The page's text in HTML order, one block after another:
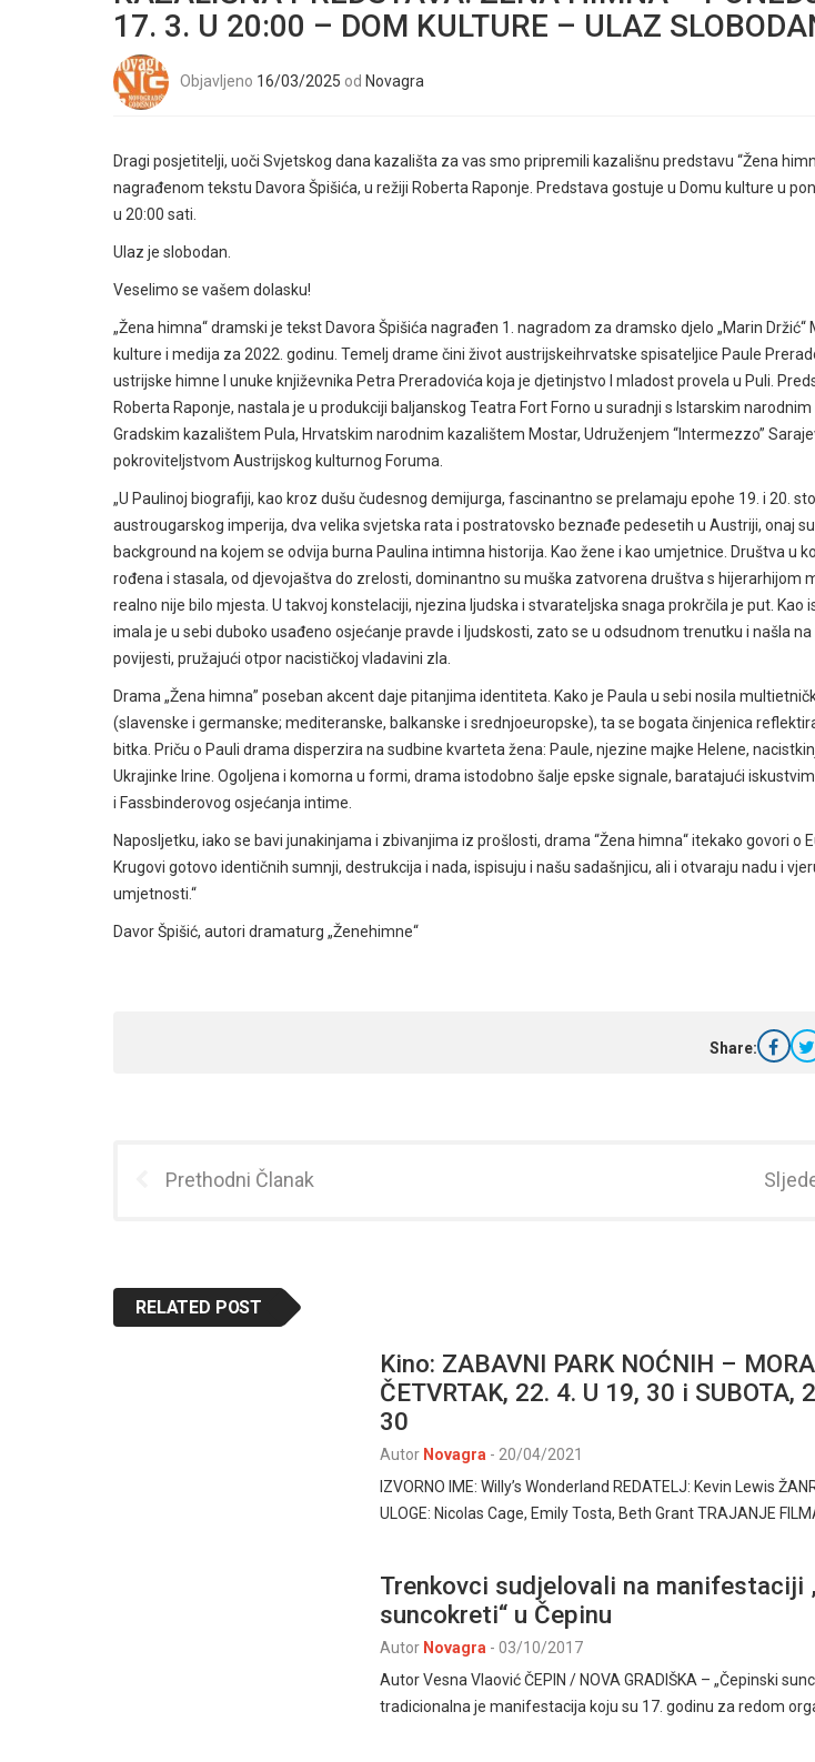
17. 3. U 20:00 – DOM KULTURE – ULAZ
Objavljeno 16/03/2025 od Novagra
Dragi posjetitelji, uoči Svjetskog dana kazališta za vas smo pripremili kazališnu predstavu “Žena
nagrađenom tekstu Davora Špišića, u režiji Roberta Raponje. Predstava gostuje u Domu kulture u
u 20:00 sati.
Ulaz je slobodan.
Veselimo se vašem dolasku!
„Žena himna“ dramski je tekst Davora Špišića nagrađen 1. nagradom za dramsko djelo „Marin Držić“
kulture i medija za 2022. godinu. Temelj drame čini život austrijskeihrvatske spisateljice Paule
ustrijske himne I unuke književnika Petra Preradovića koja je djetinjstvo I mladost provela u Puli.
Roberta Raponje, nastala je u produkciji baljanskog Teatra Fort Forno u suradnji s Istarskim
Gradskim kazalištem Pula, Hrvatskim narodnim kazalištem Mostar, Udruženjem “Intermezzo”
pokroviteljstvom Austrijskog kulturnog Foruma.
„U Paulinoj biografiji, kao kroz dušu čudesnog demijurga, fascinantno se prelamaju epohe 19. i 20.
austrougarskog imperija, dva velika svjetska rata i postratovsko beznađe pedesetih u Austriji, onaj
background na kojem se odvija burna Paulina intimna historija. Kao žene i kao umjetnice. Društva u
rođena i stasala, od djevojaštva do zrelosti, dominantno su muška zatvorena društva s hijerarhijom
realno nije bilo mjesta. U takvoj konstelaciji, njezina ljudska i stvarateljska snaga prokrčila je put. Kao
imala je u sebi duboko usađeno osjećanje pravde i ljudskosti, zato se u odsudnom trenutku i našla
povijesti, pružajući otpor nacističkoj vladavini zla.
Drama „Žena himna” poseban akcent daje pitanjima identiteta. Kako je Paula u sebi nosila
(slavenske i germanske; mediteranske, balkanske i srednjoeuropske), ta se bogata činjenica
bitka. Priču o Pauli drama disperzira na sudbine kvarteta žena: Paule, njezine majke Helene,
Ukrajinke Irine. Ogoljena i komorna u formi, drama istodobno šalje epske signale, baratajući
i Fassbinderovog osjećanja intime.
Naposljetku, iako se bavi junakinjama i zbivanjima iz prošlosti, drama “Žena himna“ itekako govori o
Krugovi gotovo identičnih sumnji, destrukcija i nada, ispisuju i našu sadašnjicu, ali i otvaraju nadu i
umjetnosti.“
Davor Špišić, autori dramaturg „Ženehimne“
Share:
Prethodni Članak
RELATED POST
Kino: ZABAVNI PARK NOĆNIH – MORA
ČETVRTAK, 22. 4. U 19, 30 i SUBOTA,
30
Autor Novagra - 20/04/2021
IZVORNO IME: Willy’s Wonderland REDATELJ: Kevin Lewis
ULOGE: Nicolas Cage, Emily Tosta, Beth Grant TRAJANJE
Trenkovci sudjelovali na manifestaciji
suncokreti“ u Čepinu
Autor Novagra - 03/10/2017
Autor Vesna Vlaović ČEPIN / NOVA GRADIŠKA – „Čepinski
tradicionalna je manifestacija koju su 17. godinu za redom